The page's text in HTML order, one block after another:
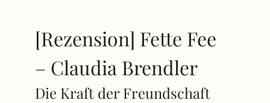
[Rezension] Fette Fee
– Claudia Brendler
Die Kraft der Freundschaft